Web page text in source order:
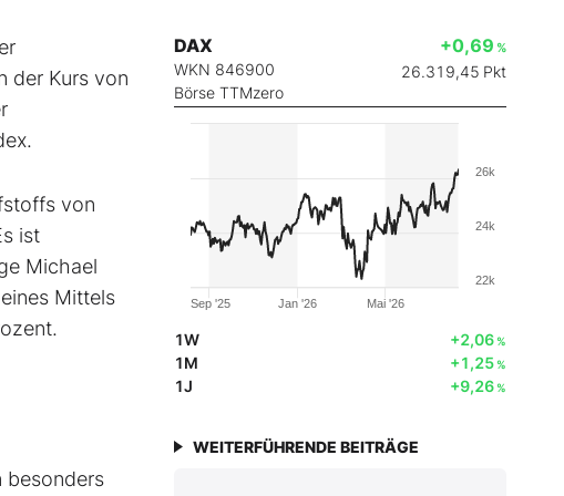
der Kurs von
von
ist
Michael
Mittels
besonders
DAX
WKN 846900
Börse TTMzero
+0,69 %
26.319,45 Pkt
Jan '26
Sep '25 Mai '26
22k
24k
26k
1W +2,06%
1M +1,25%
1J +9,26%
WEITERFÜHRENDE BEITRÄGE